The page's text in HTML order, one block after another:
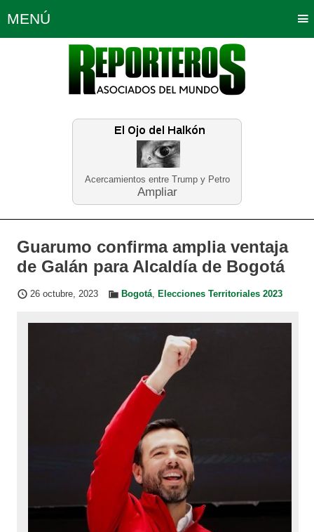
Acercamientos entre Trump y Petro
Ampliar
MENÚ
Política Opinión Bogotá
Planeta Tierra Deportes
Educación Neira
Guarumo confirma amplia ventaja
de Galán para Alcaldía de Bogotá
26 octubre, 2023 Bogotá, Elecciones Territoriales 2023